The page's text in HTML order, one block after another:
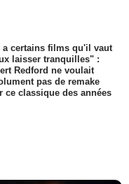
certains films qu'il vaut
laisser tranquilles" :
Redford ne voulait
pas de remake
ce classique des années